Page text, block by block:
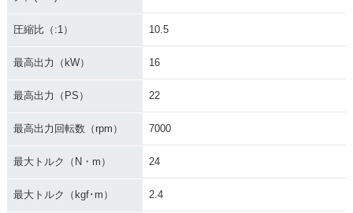
圧縮比（:1） 10.5
最高出力（kW） 16
最高出力（PS） 22
最高出力回転数（rpm） 7000
最大トルク（N・m） 24
最大トルク（kgf･m） 2.4